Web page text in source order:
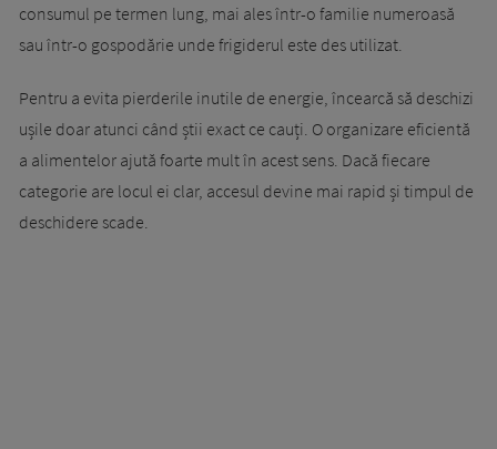
consumul pe termen lung, mai ales într-o familie numeroasă
sau într-o gospodărie unde frigiderul este des utilizat.
Pentru a evita pierderile inutile de energie, încearcă să deschizi
ușile doar atunci când știi exact ce cauți. O organizare eficientă
a alimentelor ajută foarte mult în acest sens. Dacă fiecare
categorie are locul ei clar, accesul devine mai rapid și timpul de
deschidere scade.